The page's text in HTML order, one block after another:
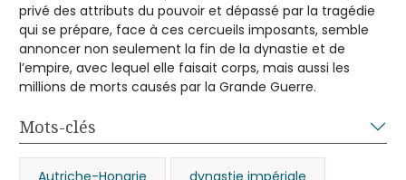
privé des attributs du pouvoir et dépassé par la tragédie
qui se prépare, face à ces cercueils imposants, semble
annoncer non seulement la fin de la dynastie et de
l’empire, avec lequel elle faisait corps, mais aussi les
millions de morts causés par la Grande Guerre.
Mots-clés
Autriche-Hongrie dynastie impériale